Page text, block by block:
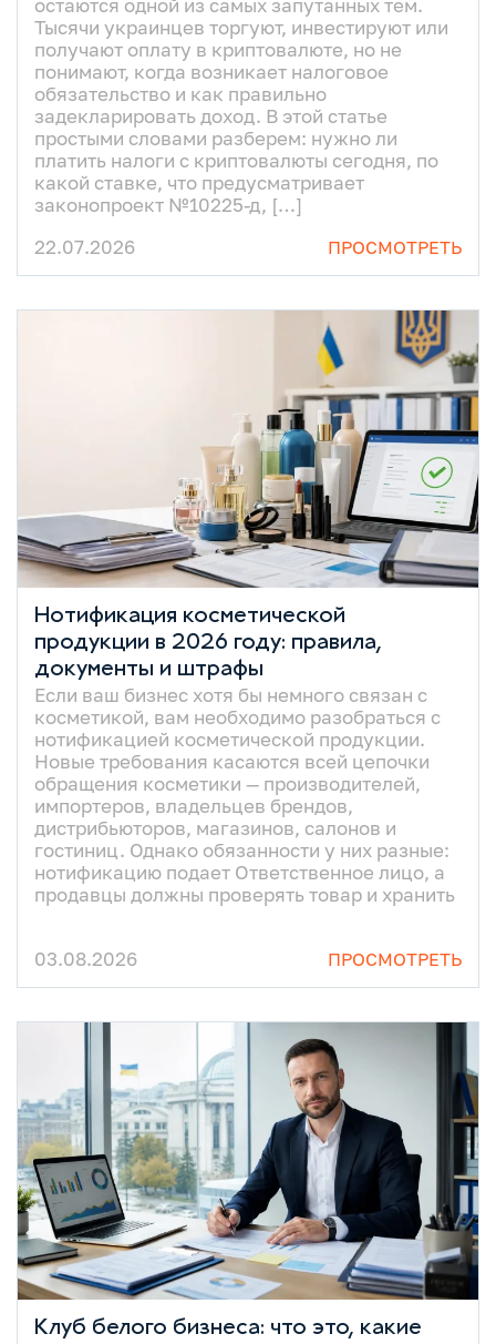
остаются одной из самых запутанных тем.
Тысячи украинцев торгуют, инвестируют или
получают оплату в криптовалюте, но не
понимают, когда возникает налоговое
обязательство и как правильно
задекларировать доход. В этой статье
простыми словами разберем: нужно ли
платить налоги с криптовалюты сегодня, по
какой ставке, что предусматривает
законопроект №10225-д, […]
22.07.2026
ПРОСМОТРЕТЬ
Нотификация косметической
продукции в 2026 году: правила,
документы и штрафы
Если ваш бизнес хотя бы немного связан с
косметикой, вам необходимо разобраться с
нотификацией косметической продукции.
Новые требования касаются всей цепочки
обращения косметики — производителей,
импортеров, владельцев брендов,
дистрибьюторов, магазинов, салонов и
гостиниц. Однако обязанности у них разные:
нотификацию подает Ответственное лицо, а
продавцы должны проверять товар и хранить
документы о его происхождении. Главное
03.08.2026 ПРОСМОТРЕТЬ
Клуб белого бизнеса: что это, какие